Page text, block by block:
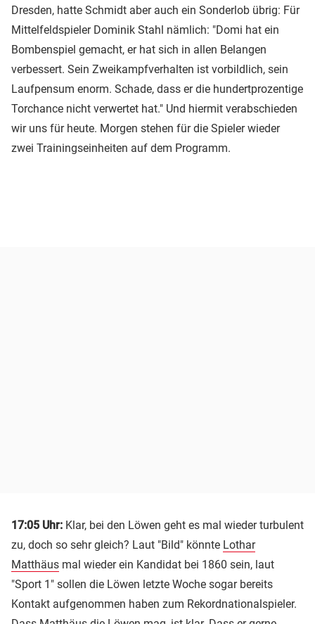
Dresden, hatte Schmidt aber auch ein Sonderlob übrig: Für
Mittelfeldspieler Dominik Stahl nämlich: "Domi hat ein
Bombenspiel gemacht, er hat sich in allen Belangen
verbessert. Sein Zweikampfverhalten ist vorbildlich, sein
Laufpensum enorm. Schade, dass er die hundertprozentige
Torchance nicht verwertet hat." Und hiermit verabschieden
wir uns für heute. Morgen stehen für die Spieler wieder
zwei Trainingseinheiten auf dem Programm.
17:05 Uhr: Klar, bei den Löwen geht es mal wieder turbulent
zu, doch so sehr gleich? Laut "Bild" könnte Lothar
Matthäus mal wieder ein Kandidat bei 1860 sein, laut
"Sport 1" sollen die Löwen letzte Woche sogar bereits
Kontakt aufgenommen haben zum Rekordnationalspieler.